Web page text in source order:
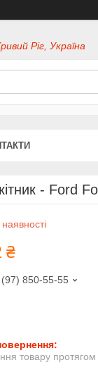
Ріг, Україна
- Ford
₴
850-55-55
товару протягом